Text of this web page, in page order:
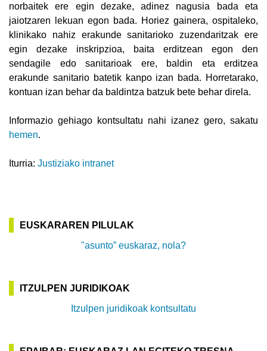
norbaitek ere egin dezake, adinez nagusia bada eta
jaiotzaren lekuan egon bada. Horiez gainera, ospitaleko,
klinikako nahiz erakunde sanitarioko zuzendaritzak ere
egin dezake inskripzioa, baita erditzean egon den
sendagile edo sanitarioak ere, baldin eta erditzea
erakunde sanitario batetik kanpo izan bada. Horretarako,
kontuan izan behar da baldintza batzuk bete behar direla.
Informazio gehiago kontsultatu nahi izanez gero, sakatu
hemen.
Iturria: Justiziako intranet
EUSKARAREN PILULAK
"asunto” euskaraz, nola?
ITZULPEN JURIDIKOAK
Itzulpen juridikoak kontsultatu